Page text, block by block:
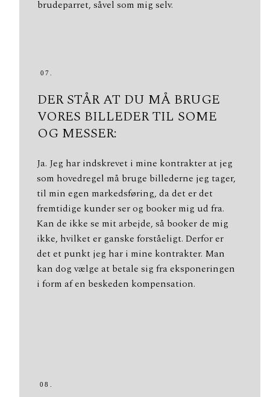
07.
DER STÅR AT DU MÅ BRUGE
VORES BILLEDER TIL SOME
OG MESSER:
brudeparret, såvel som mig selv.
Ja. Jeg har indskrevet i mine kontrakter at jeg
som hovedregel må bruge billederne jeg tager,
til min egen markedsføring, da det er det
fremtidige kunder ser og booker mig ud fra.
Kan de ikke se mit arbejde, så booker de mig
ikke, hvilket er ganske forståeligt. Derfor er
det et punkt jeg har i mine kontrakter. Man
kan dog vælge at betale sig fra eksponeringen
i form af en beskeden kompensation.
08.